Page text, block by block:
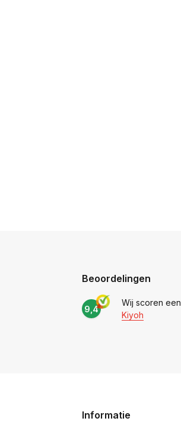
Beoordelingen
9,4
Wij scoren een
Kiyoh
Informatie